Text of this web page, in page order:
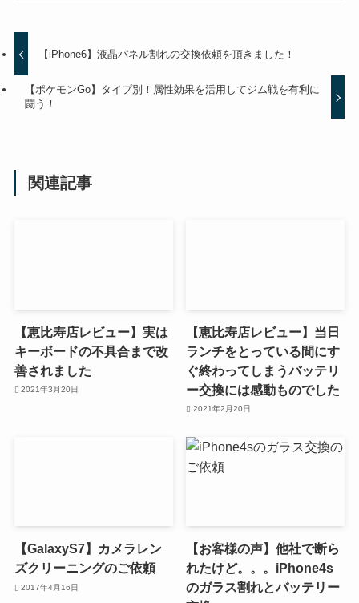
【iPhone6】液晶パネル割れの交換依頼を頂きました！
【ポケモンGo】タイプ別！属性効果を活用してジム戦を有利に
闘う！
関連記事
【恵比寿店レビュー】実は
キーボードの不具合まで改
善されました
2021年3月20日
【恵比寿店レビュー】当日
ランチをとっている間にす
ぐ終わってしまうバッテリ
ー交換には感動ものでした
2021年2月20日
【GalaxyS7】カメラレン
ズクリーニングのご依頼
2017年4月16日
【お客様の声】他社で断ら
れたけど。。。iPhone4s
のガラス割れとバッテリー